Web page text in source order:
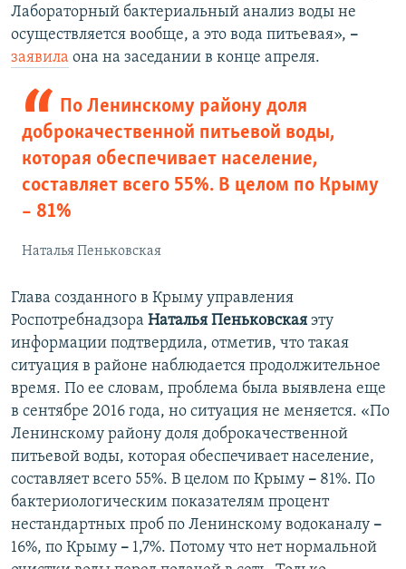
Лабораторный бактериальный анализ воды не
осуществляется вообще, а это вода питьевая», –
заявила она на заседании в конце апреля.
По Ленинскому району доля
доброкачественной питьевой воды,
которая обеспечивает население,
составляет всего 55%. В целом по Крыму
– 81%
Наталья Пеньковская
Глава созданного в Крыму управления
Роспотребнадзора Наталья Пеньковская эту
информации подтвердила, отметив, что такая
ситуация в районе наблюдается продолжительное
время. По ее словам, проблема была выявлена еще
в сентябре 2016 года, но ситуация не меняется. «По
Ленинскому району доля доброкачественной
питьевой воды, которая обеспечивает население,
составляет всего 55%. В целом по Крыму – 81%. По
бактериологическим показателям процент
нестандартных проб по Ленинскому водоканалу –
16%, по Крыму – 1,7%. Потому что нет нормальной